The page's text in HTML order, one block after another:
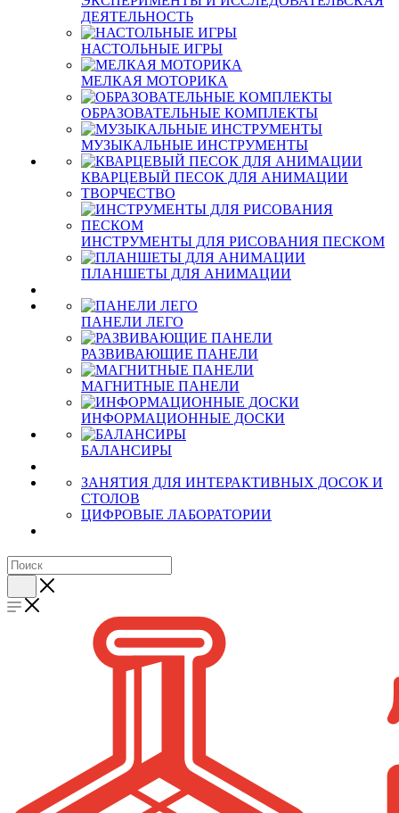
ДЕЯТЕЛЬНОСТЬ
НАСТОЛЬНЫЕ ИГРЫ
МЕЛКАЯ МОТОРИКА
ОБРАЗОВАТЕЛЬНЫЕ КОМПЛЕКТЫ
МУЗЫКАЛЬНЫЕ ИНСТРУМЕНТЫ
КВАРЦЕВЫЙ ПЕСОК ДЛЯ АНИМАЦИИ
ТВОРЧЕСТВО
ИНСТРУМЕНТЫ ДЛЯ РИСОВАНИЯ ПЕСКОМ
ПЛАНШЕТЫ ДЛЯ АНИМАЦИИ
ПАНЕЛИ ЛЕГО
РАЗВИВАЮЩИЕ ПАНЕЛИ
МАГНИТНЫЕ ПАНЕЛИ
ИНФОРМАЦИОННЫЕ ДОСКИ
БАЛАНСИРЫ
ЗАНЯТИЯ ДЛЯ ИНТЕРАКТИВНЫХ ДОСОК И
СТОЛОВ
ЦИФРОВЫЕ ЛАБОРАТОРИИ